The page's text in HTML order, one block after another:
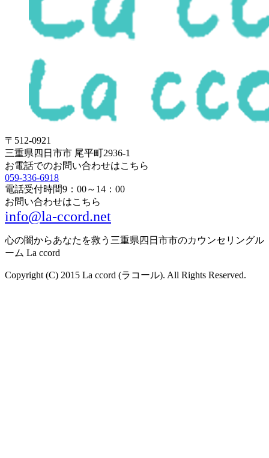
〒512-0921
三重県四日市市 尾平町2936-1
お電話でのお問い合わせはこちら
059-336-6918
電話受付時間9：00～14：00
お問い合わせはこちら
info@la-ccord.net
心の闇からあなたを救う三重県四日市市のカウンセリングル
ーム La ccord
Copyright (C) 2015 La ccord (ラコール). All Rights Reserved.